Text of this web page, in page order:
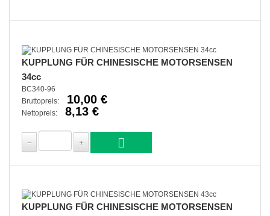
KUPPLUNG FÜR CHINESISCHE MOTORSENSEN
34cc
BC340-96
Bruttopreis:
10,00 €
Nettopreis: 8,13 €
KUPPLUNG FÜR CHINESISCHE MOTORSENSEN